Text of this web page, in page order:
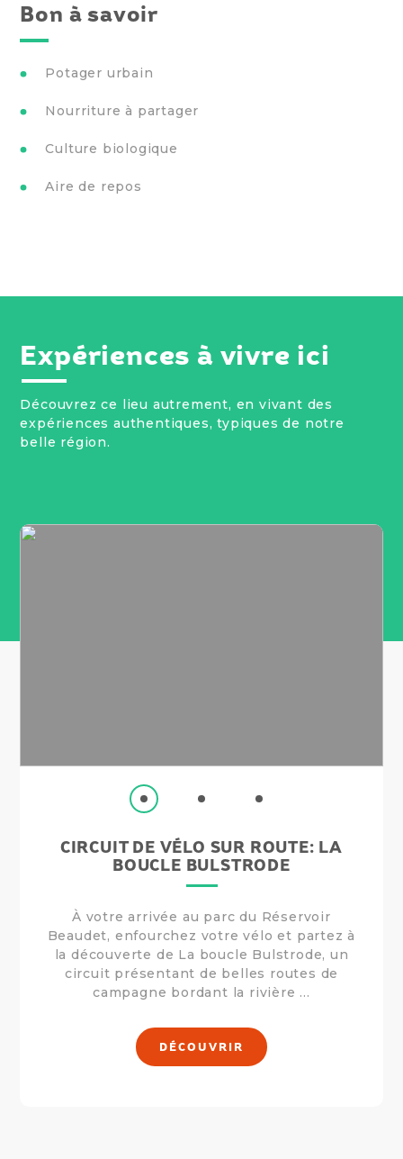
Bon à savoir
Potager urbain
Nourriture à partager
Culture biologique
Aire de repos
Expériences à vivre ici
Découvrez ce lieu autrement, en vivant des
expériences authentiques, typiques de notre
belle région.
CIRCUIT DE VÉLO SUR ROUTE: LA
BOUCLE BULSTRODE
À votre arrivée au parc du Réservoir
Beaudet, enfourchez votre vélo et partez à
la découverte de La boucle Bulstrode, un
circuit présentant de belles routes de
campagne bordant la rivière ...
DÉCOUVRIR